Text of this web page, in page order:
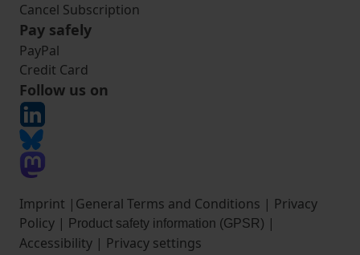
Cancel Subscription
Pay safely
PayPal
Credit Card
Follow us on
Imprint | General Terms and Conditions | Privacy
Policy | Product safety information (GPSR) |
Accessibility | Privacy settings